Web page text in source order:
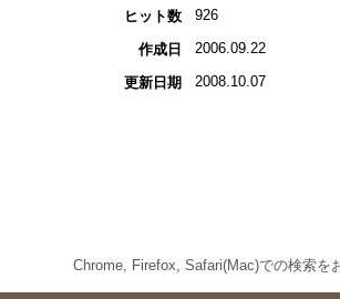
ヒット数
926
作成日 2006.09.22
更新日期 2008.10.07
Chrome, Firefox, Safari(Mac)での検索を